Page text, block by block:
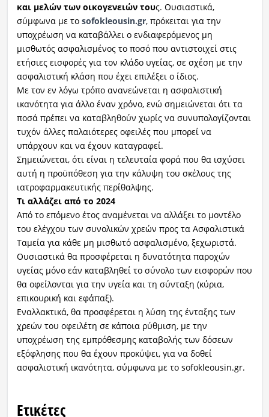
και μελών των οικογενειών τους. Ουσιαστικά,
σύμφωνα με το sofokleousin.gr, πρόκειται για την
υποχρέωση να καταβάλλει ο ενδιαφερόμενος μη
μισθωτός ασφαλισμένος το ποσό που αντιστοιχεί στις
ετήσιες εισφορές για τον κλάδο υγείας, σε σχέση με την
ασφαλιστική κλάση που έχει επιλέξει ο ίδιος.
Με τον εν λόγω τρόπο ανανεώνεται η ασφαλιστική
ικανότητα για άλλο έναν χρόνο, ενώ σημειώνεται ότι τα
ποσά πρέπει να καταβληθούν χωρίς να συνυπολογίζονται
τυχόν άλλες παλαιότερες οφειλές που μπορεί να
υπάρχουν και να έχουν καταγραφεί.
Σημειώνεται, ότι είναι η τελευταία φορά που θα ισχύσει
αυτή η προϋπόθεση για την κάλυψη του σκέλους της
ιατροφαρμακευτικής περίθαλψης.
Τι αλλάζει από το 2024
Από το επόμενο έτος αναμένεται να αλλάξει το μοντέλο
του ελέγχου των συνολικών χρεών προς τα Ασφαλιστικά
Ταμεία για κάθε μη μισθωτό ασφαλισμένο, ξεχωριστά.
Ουσιαστικά θα προσφέρεται η δυνατότητα παροχών
υγείας μόνο εάν καταβληθεί το σύνολο των εισφορών που
θα οφείλονται για την υγεία και τη σύνταξη (κύρια,
επικουρική και εφάπαξ).
Εναλλακτικά, θα προσφέρεται η λύση της ένταξης των
χρεών του οφειλέτη σε κάποια ρύθμιση, με την
υποχρέωση της εμπρόθεσμης καταβολής των δόσεων
εξόφλησης που θα έχουν προκύψει, για να δοθεί
ασφαλιστική ικανότητα, σύμφωνα με το sofokleousin.gr.
Ετικέτες